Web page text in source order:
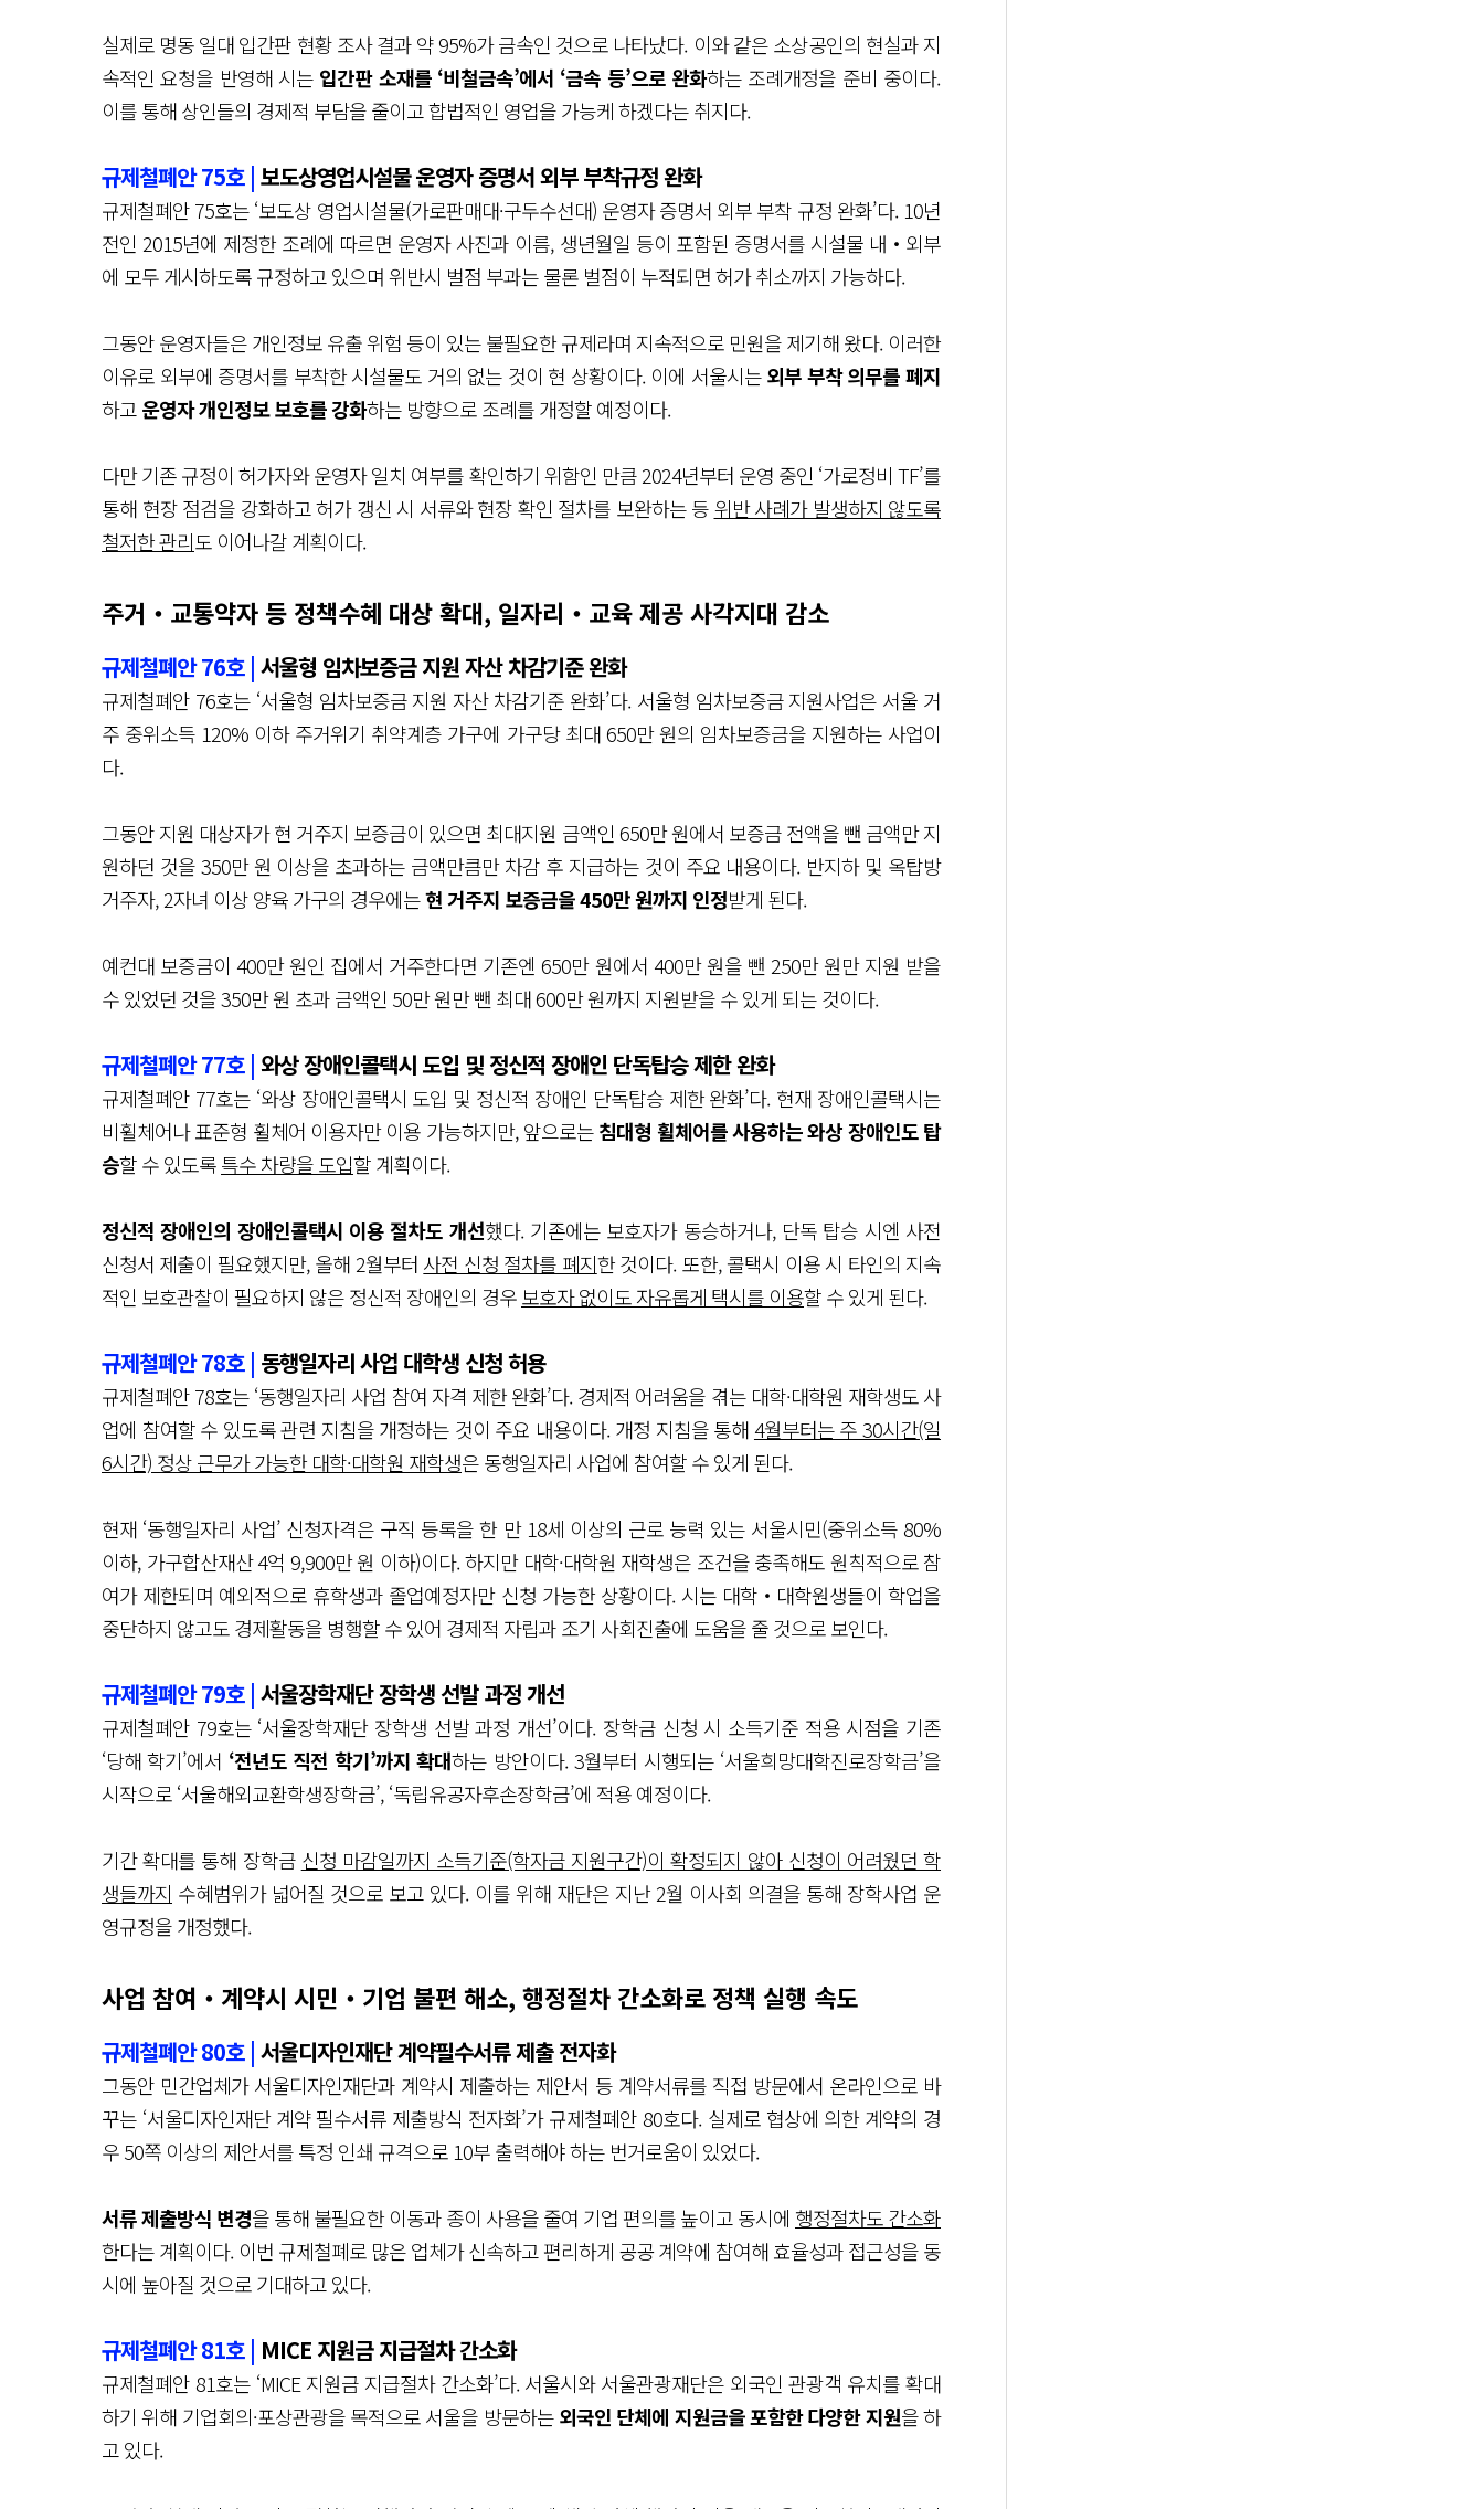
실제로 명동 일대 입간판 현황 조사 결과 약 95%가 금속인 것으로 나타났다. 이와 같은 소상공인의 현실과 지
속적인 요청을 반영해 시는 입간판 소재를 ‘비철금속’에서 ‘금속 등’으로 완화하는 조례개정을 준비 중이다.
이를 통해 상인들의 경제적 부담을 줄이고 합법적인 영업을 가능케 하겠다는 취지다.
규제철폐안 75호 | 보도상영업시설물 운영자 증명서 외부 부착규정 완화
규제철폐안 75호는 ‘보도상 영업시설물(가로판매대·구두수선대) 운영자 증명서 외부 부착 규정 완화’다. 10년
전인 2015년에 제정한 조례에 따르면 운영자 사진과 이름, 생년월일 등이 포함된 증명서를 시설물 내‧외부
에 모두 게시하도록 규정하고 있으며 위반시 벌점 부과는 물론 벌점이 누적되면 허가 취소까지 가능하다.
그동안 운영자들은 개인정보 유출 위험 등이 있는 불필요한 규제라며 지속적으로 민원을 제기해 왔다. 이러한
이유로 외부에 증명서를 부착한 시설물도 거의 없는 것이 현 상황이다. 이에 서울시는외부 부착 의무를 폐지
하고운영자 개인정보 보호를 강화하는 방향으로 조례를 개정할 예정이다.
다만 기존 규정이 허가자와 운영자 일치 여부를 확인하기 위함인 만큼 2024년부터 운영 중인 ‘가로정비 TF’를
통해 현장 점검을 강화하고 허가 갱신 시 서류와 현장 확인 절차를 보완하는 등위반 사례가 발생하지 않도록
철저한 관리도 이어나갈 계획이다.
주거‧교통약자 등 정책수혜 대상 확대, 일자리‧교육 제공 사각지대 감소
규제철폐안 76호 | 서울형 임차보증금 지원 자산 차감기준 완화
규제철폐안 76호는 ‘서울형 임차보증금 지원 자산 차감기준 완화’다. 서울형 임차보증금 지원사업은 서울 거
주 중위소득 120% 이하 주거위기 취약계층 가구에 가구당 최대 650만 원의 임차보증금을 지원하는 사업이
다.
그동안 지원 대상자가 현 거주지 보증금이 있으면 최대지원 금액인 650만 원에서 보증금 전액을 뺀 금액만 지
원하던 것을 350만 원 이상을 초과하는 금액만큼만 차감 후 지급하는 것이 주요 내용이다. 반지하 및 옥탑방
거주자, 2자녀 이상 양육 가구의 경우에는현 거주지 보증금을 450만 원까지 인정받게 된다.
예컨대 보증금이 400만 원인 집에서 거주한다면 기존엔 650만 원에서 400만 원을 뺀 250만 원만 지원 받을
수 있었던 것을 350만 원 초과 금액인 50만 원만 뺀 최대 600만 원까지 지원받을 수 있게 되는 것이다.
규제철폐안 77호 | 와상 장애인콜택시 도입 및 정신적 장애인 단독탑승 제한 완화
규제철폐안 77호는 ‘와상 장애인콜택시 도입 및 정신적 장애인 단독탑승 제한 완화’다. 현재 장애인콜택시는
비휠체어나 표준형 휠체어 이용자만 이용 가능하지만, 앞으로는침대형 휠체어를 사용하는 와상 장애인도 탑
승할 수 있도록특수 차량을 도입할 계획이다.
정신적 장애인의 장애인콜택시 이용 절차도 개선했다. 기존에는 보호자가 동승하거나, 단독 탑승 시엔 사전
신청서 제출이 필요했지만, 올해 2월부터 사전 신청 절차를 폐지한 것이다. 또한, 콜택시 이용 시 타인의 지속
적인 보호관찰이 필요하지 않은 정신적 장애인의 경우보호자 없이도 자유롭게 택시를 이용할 수 있게 된다.
규제철폐안 78호 | 동행일자리 사업 대학생 신청 허용
규제철폐안 78호는 ‘동행일자리 사업 참여 자격 제한 완화’다. 경제적 어려움을 겪는 대학·대학원 재학생도 사
업에 참여할 수 있도록 관련 지침을 개정하는 것이 주요 내용이다. 개정 지침을 통해 4월부터는 주 30시간(일
6시간) 정상 근무가 가능한 대학·대학원 재학생은 동행일자리 사업에 참여할 수 있게 된다.
현재 ‘동행일자리 사업’ 신청자격은 구직 등록을 한 만 18세 이상의 근로 능력 있는 서울시민(중위소득 80%
이하, 가구합산재산 4억 9,900만 원 이하)이다. 하지만 대학·대학원 재학생은 조건을 충족해도 원칙적으로 참
여가 제한되며 예외적으로 휴학생과 졸업예정자만 신청 가능한 상황이다. 시는 대학‧대학원생들이 학업을
중단하지 않고도 경제활동을 병행할 수 있어 경제적 자립과 조기 사회진출에 도움을 줄 것으로 보인다.
규제철폐안 79호 | 서울장학재단 장학생 선발 과정 개선
규제철폐안 79호는 ‘서울장학재단 장학생 선발 과정 개선’이다. 장학금 신청 시 소득기준 적용 시점을 기존
‘당해 학기’에서 ‘전년도 직전 학기’까지 확대하는 방안이다. 3월부터 시행되는 ‘서울희망대학진로장학금’을
시작으로 ‘서울해외교환학생장학금’, ‘독립유공자후손장학금’에 적용 예정이다.
기간 확대를 통해 장학금 신청 마감일까지 소득기준(학자금 지원구간)이 확정되지 않아 신청이 어려웠던 학
생들까지 수혜범위가 넓어질 것으로 보고 있다. 이를 위해 재단은 지난 2월 이사회 의결을 통해 장학사업 운
영규정을 개정했다.
사업 참여‧계약시 시민‧기업 불편 해소, 행정절차 간소화로 정책 실행 속도
규제철폐안 80호 | 서울디자인재단 계약필수서류 제출 전자화
그동안 민간업체가 서울디자인재단과 계약시 제출하는 제안서 등 계약서류를 직접 방문에서 온라인으로 바
꾸는 ‘서울디자인재단 계약 필수서류 제출방식 전자화’가 규제철폐안 80호다. 실제로 협상에 의한 계약의 경
우 50쪽 이상의 제안서를 특정 인쇄 규격으로 10부 출력해야 하는 번거로움이 있었다.
서류 제출방식 변경을 통해 불필요한 이동과 종이 사용을 줄여 기업 편의를 높이고 동시에 행정절차도 간소화
한다는 계획이다. 이번 규제철폐로 많은 업체가 신속하고 편리하게 공공 계약에 참여해 효율성과 접근성을 동
시에 높아질 것으로 기대하고 있다.
규제철폐안 81호 | MICE 지원금 지급절차 간소화
규제철폐안 81호는 ‘MICE 지원금 지급절차 간소화’다. 서울시와 서울관광재단은 외국인 관광객 유치를 확대
하기 위해 기업회의·포상관광을 목적으로 서울을 방문하는외국인 단체에 지원금을 포함한 다양한 지원을 하
고 있다.